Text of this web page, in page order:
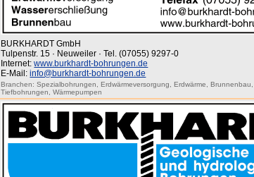
BURKHARDT GmbH
Tulpenstr. 15 · Neuweiler · Tel. (07055) 9297-0
Internet:www.burkhardt-bohrungen.de
E-Mail:info@burkhardt-bohrungen.de
Branchen:Spezialbohrungen ,Erdwärmeversorgung ,Erdwärme ,Brunnenbau
Tiefbohrungen
,Wärmepumpen